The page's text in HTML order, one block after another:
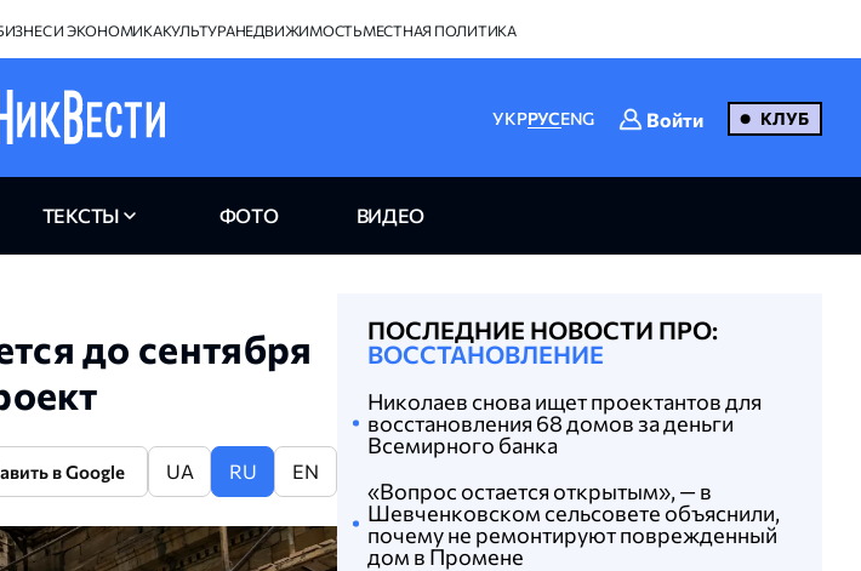
И ЭКОНОМИКАКУЛЬТУРАНЕДВИЖИМОСТЬМЕСТНАЯ ПОЛИТИКА
УКРРУСENG Войти КЛУБ
ТЕКСТЫ ФОТО ВИДЕО
до сентября
в Google UA RU EN
ПОСЛЕДНИЕ НОВОСТИ ПРО:
ВОССТАНОВЛЕНИЕ
Николаев снова ищет проектантов для
восстановления 68 домов за деньги
Всемирного банка
«Вопрос остается открытым», — в
Шевченковском сельсовете объяснили,
почему не ремонтируют поврежденный
дом в Промене